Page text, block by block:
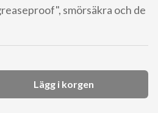
smörsäkra och de
Lägg i korgen